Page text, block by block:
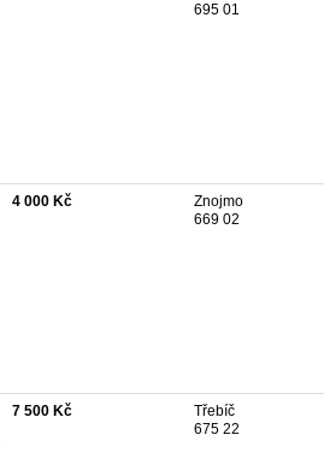
695 01
4 000 Kč
Znojmo
669 02
7 500 Kč
Třebíč
675 22